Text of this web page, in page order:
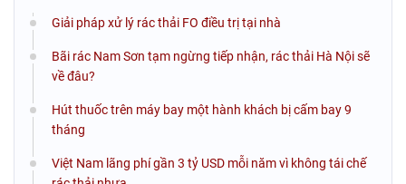
Giải pháp xử lý rác thải FO điều trị tại nhà
Bãi rác Nam Sơn tạm ngừng tiếp nhận, rác thải Hà Nội sẽ
về đâu?
Hút thuốc trên máy bay một hành khách bị cấm bay 9
tháng
Việt Nam lãng phí gần 3 tỷ USD mỗi năm vì không tái chế